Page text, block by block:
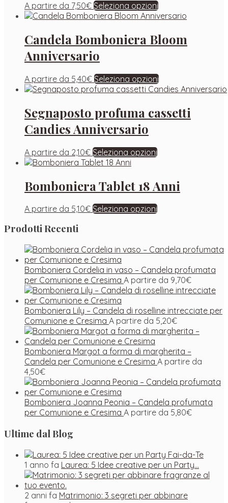
A partire da 7,50€ Seleziona opzioni
Candela Bomboniera Bloom
Anniversario
A partire da 5,40€ Seleziona opzioni
Segnaposto profuma cassetti
Candies Anniversario
A partire da 2,10€ Seleziona opzioni
Bomboniera Tablet 18 Anni
A partire da 5,10€ Seleziona opzioni
Prodotti Recenti
Bomboniera Cordelia in vaso – Candela profumata
per Comunione e Cresima A partire da 9,70€
Bomboniera Lily – Candela di roselline intrecciate per
Comunione e Cresima A partire da 5,20€
Bomboniera Margot a forma di margherita –
Candela per Comunione e Cresima A partire da
4,50€
Bomboniera Joanna Peonia – Candela profumata
per Comunione e Cresima A partire da 5,80€
Ultime dal Blog
1 anno fa Laurea: 5 Idee creative per un Party…
2 anni fa Matrimonio: 3 segreti per abbinare